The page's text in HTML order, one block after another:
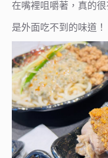
在嘴裡咀嚼著，真的
是外面吃不到的味道！